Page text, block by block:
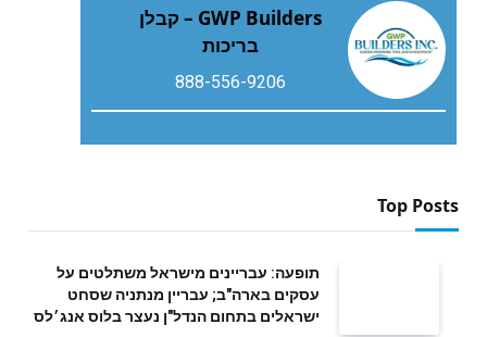
GWP Builders – קבלן
בריכות
888-556-9206
Top Posts
תופעה: עבריינים מישראל משתלטים על
עסקים בארה"ב; עבריין מנתניה שסחט
ישראלים בתחום הנדל"ן נעצר בלוס אנג׳לס